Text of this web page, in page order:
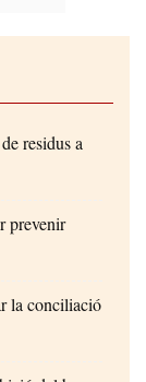
residus a
prevenir
la conciliació